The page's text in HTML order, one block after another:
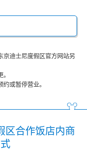
京迪士尼度假区官方网站另
或暂停营业。
区合作饭店内商